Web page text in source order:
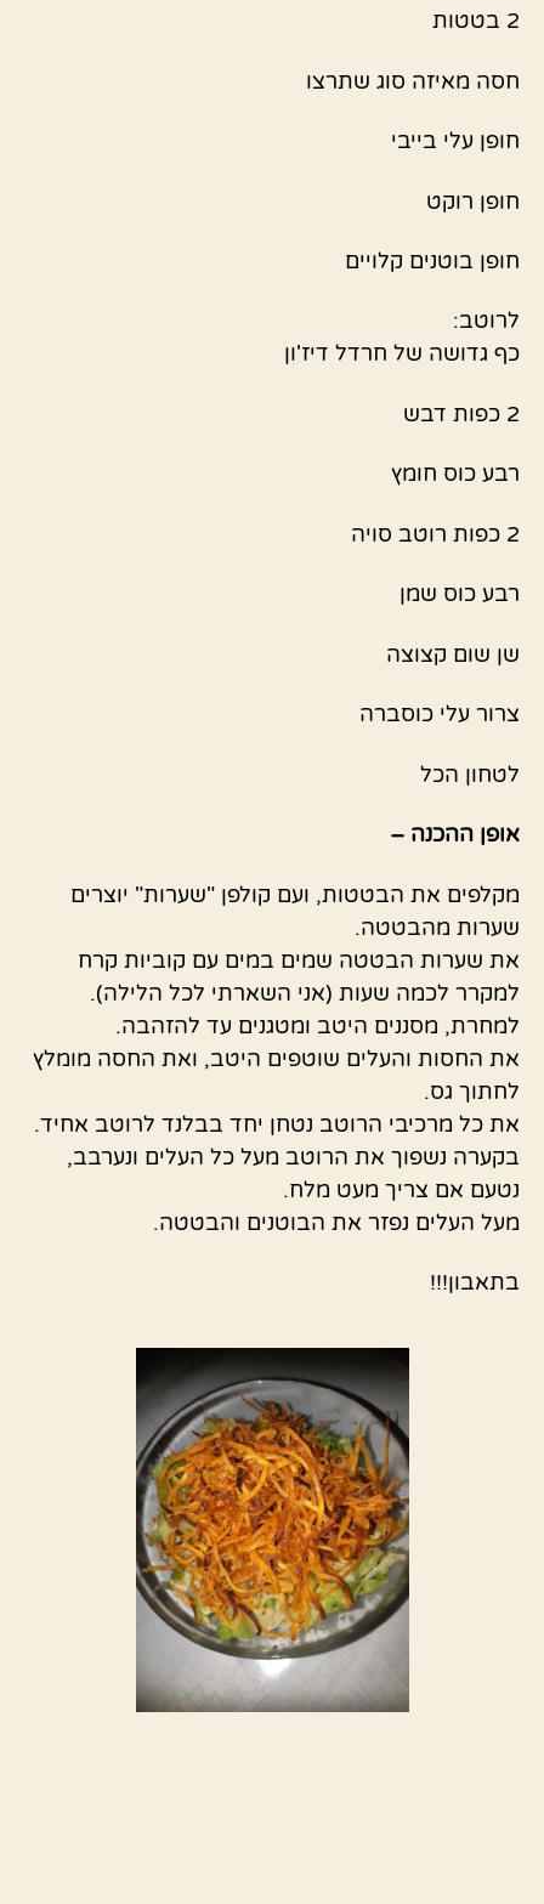
2 בטטות
חסה מאיזה סוג שתרצו
חופן עלי בייבי
חופן רוקט
חופן בוטנים קלויים
לרוטב:
כף גדושה של חרדל דיז'ון
2 כפות דבש
רבע כוס חומץ
2 כפות רוטב סויה
רבע כוס שמן
שן שום קצוצה
צרור עלי כוסברה
לטחון הכל
אופן ההכנה –
מקלפים את הבטטות, ועם קולפן "שערות" יוצרים
שערות מהבטטה.
את שערות הבטטה שמים במים עם קוביות קרח
למקרר לכמה שעות (אני השארתי לכל הלילה).
למחרת, מסננים היטב ומטגנים עד להזהבה.
את החסות והעלים שוטפים היטב, ואת החסה מומלץ
לחתוך גס.
את כל מרכיבי הרוטב נטחן יחד בבלנד לרוטב אחיד.
בקערה נשפוך את הרוטב מעל כל העלים ונערבב,
נטעם אם צריך מעט מלח.
מעל העלים נפזר את הבוטנים והבטטה.
בתאבון!!!